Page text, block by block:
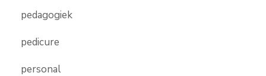
pedagogiek
pedicure
personal